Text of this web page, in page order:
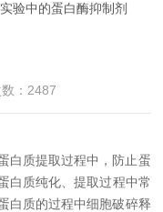
验中的蛋白酶抑制剂
：2487
白质提取过程中，防止蛋
白质纯化、提取过程中常
白质的过程中细胞破碎释